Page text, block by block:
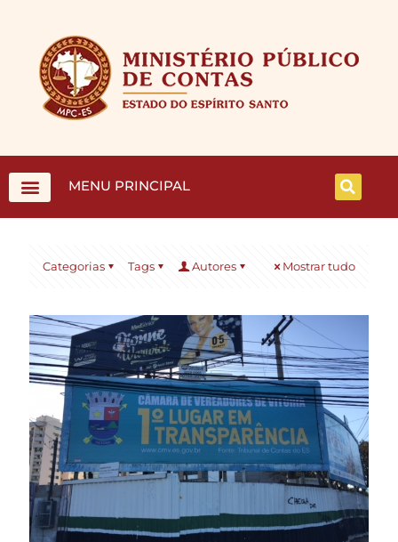
MENU PRINCIPAL
Categorias Tags Autores Mostrar tudo